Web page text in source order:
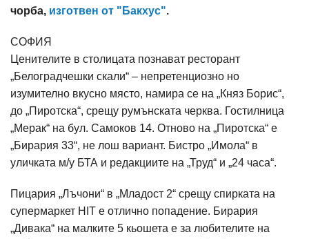
чорба, изготвен от "Бакхус".
СОФИЯ
Ценителите в столицата познават ресторант
„Белоградчешки скали“ – непретенциозно но
изумително вкусно място, намира се на „Княз Борис“,
до „Пиротска“, срещу румънската черква. Гостилница
„Мерак“ на бул. Самоков 14. Отново на „Пиротска“ е
„Бирария 33“, не лош вариант. Бистро „Имола“ в
уличката м/у БТА и редакциите на „Труд“ и „24 часа“.
Пицария „Лъчони“ в „Младост 2“ срещу спирката на
супермаркет HIT е отлично попадение. Бирария
„Дивака“ на малките 5 кьошета е за любителите на